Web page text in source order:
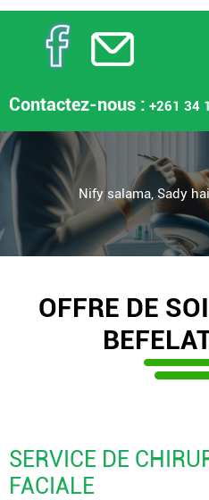
Contactez-nous : +261 34
OFFRE DE
SERVICE DE
FACIALE